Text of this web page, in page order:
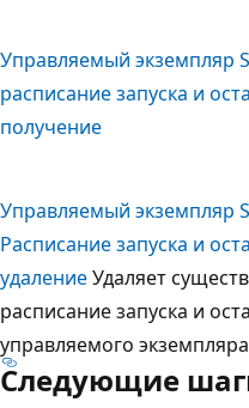
Управляемый экземпляр
расписание запуска и
получение
Управляемый экземпляр
Расписание запуска и
удалениеУдаляет
расписание запуска и
управляемого
Следующие